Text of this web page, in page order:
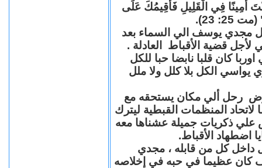
أَمِينًا فِي الْقَلِيلِ فَأُقِيمُكَ عَلَى
23).
مجدي يوسف الي السماء بعد
قضية الأقباط العادلة .
كان قلبا نابضا حبا للكل
يواسي الكل بلا كلل ولا ملل
رحل ألي مكان يستحقه مع
المنظمات القبطية ليترك
علي ذكريات جميلة عشناها معه
اضطهاد الأقباط.
داخل كل من قابله ، مجدي
عظيما في حبه في إخلاصه